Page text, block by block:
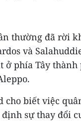
thường đã rời
và
phía Tây
cho biết việc
sự thay đổi